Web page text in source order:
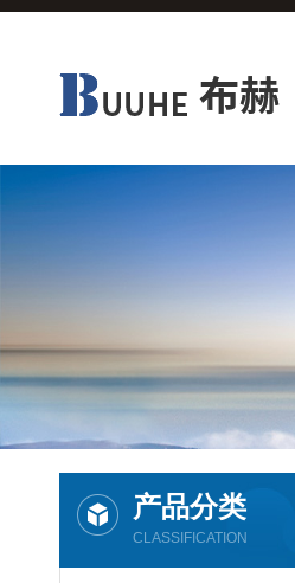
产品分类
CLASSIFICATION